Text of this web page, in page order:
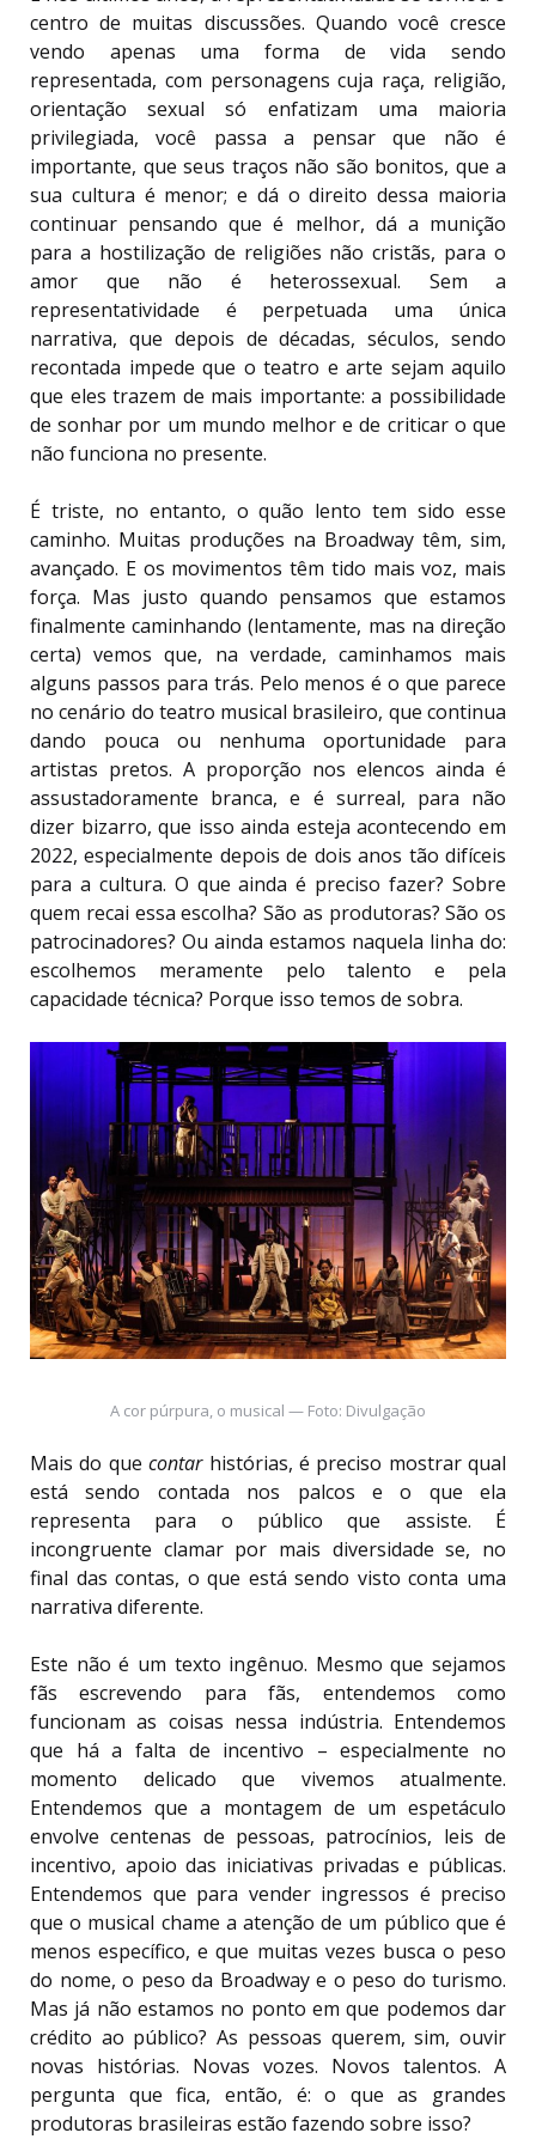
centro de muitas discussões. Quando você cresce
vendo apenas uma forma de vida sendo
representada, com personagens cuja raça, religião,
orientação sexual só enfatizam uma maioria
privilegiada, você passa a pensar que não é
importante, que seus traços não são bonitos, que a
sua cultura é menor; e dá o direito dessa maioria
continuar pensando que é melhor, dá a munição
para a hostilização de religiões não cristãs, para o
amor que não é heterossexual. Sem a
representatividade é perpetuada uma única
narrativa, que depois de décadas, séculos, sendo
recontada impede que o teatro e arte sejam aquilo
que eles trazem de mais importante: a possibilidade
de sonhar por um mundo melhor e de criticar o que
não funciona no presente.
É triste, no entanto, o quão lento tem sido esse
caminho. Muitas produções na Broadway têm, sim,
avançado. E os movimentos têm tido mais voz, mais
força. Mas justo quando pensamos que estamos
finalmente caminhando (lentamente, mas na direção
certa) vemos que, na verdade, caminhamos mais
alguns passos para trás. Pelo menos é o que parece
no cenário do teatro musical brasileiro, que continua
dando pouca ou nenhuma oportunidade para
artistas pretos. A proporção nos elencos ainda é
assustadoramente branca, e é surreal, para não
dizer bizarro, que isso ainda esteja acontecendo em
2022, especialmente depois de dois anos tão difíceis
para a cultura. O que ainda é preciso fazer? Sobre
quem recai essa escolha? São as produtoras? São os
patrocinadores? Ou ainda estamos naquela linha do:
escolhemos meramente pelo talento e pela
capacidade técnica? Porque isso temos de sobra.
A cor púrpura, o musical — Foto: Divulgação
Mais do quecontarhistórias, é preciso mostrar qual
está sendo contada nos palcos e o que ela
representa para o público que assiste. É
incongruente clamar por mais diversidade se, no
final das contas, o que está sendo visto conta uma
narrativa diferente.
Este não é um texto ingênuo. Mesmo que sejamos
fãs escrevendo para fãs, entendemos como
funcionam as coisas nessa indústria. Entendemos
que há a falta de incentivo – especialmente no
momento delicado que vivemos atualmente.
Entendemos que a montagem de um espetáculo
envolve centenas de pessoas, patrocínios, leis de
incentivo, apoio das iniciativas privadas e públicas.
Entendemos que para vender ingressos é preciso
que o musical chame a atenção de um público que é
menos específico, e que muitas vezes busca o peso
do nome, o peso da Broadway e o peso do turismo.
Mas já não estamos no ponto em que podemos dar
crédito ao público? As pessoas querem, sim, ouvir
novas histórias. Novas vozes. Novos talentos. A
pergunta que fica, então, é: o que as grandes
produtoras brasileiras estão fazendo sobre isso?